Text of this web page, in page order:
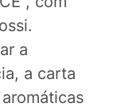
a
a carta